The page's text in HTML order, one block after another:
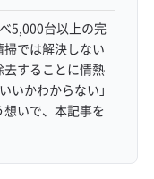
5,000台以上の完
では解決しない
することに情熱
いかわからない」
いで、本記事を